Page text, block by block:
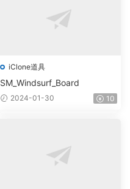
iClone道具
SM_Windsurf_Board
2024-01-30 10